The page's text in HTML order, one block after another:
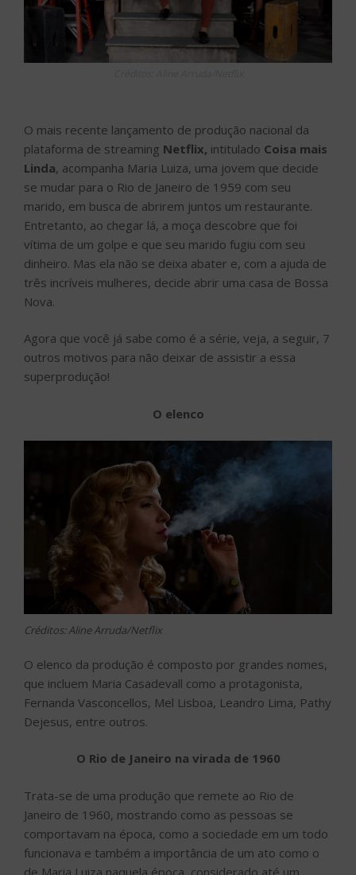
O mais recente lançamento de produção nacional da
plataforma de streaming Netflix, intitulado Coisa mais
Linda, acompanha Maria Luiza, uma jovem que decide
se mudar para o Rio de Janeiro de 1959 com seu
marido, em busca de abrirem juntos um restaurante.
Entretanto, ao chegar lá, a moça descobre que foi
vítima de um golpe e que seu marido fugiu com seu
dinheiro. Mas ela não se deixa abater e, com a ajuda de
três incríveis mulheres, decide abrir uma casa de Bossa
Nova.
Agora que você já sabe como é a série, veja, a seguir, 7
outros motivos para não deixar de assistir a essa
superprodução!
O elenco
Créditos: Aline Arruda/Netflix
O elenco da produção é composto por grandes nomes,
que incluem Maria Casadevall como a protagonista,
Fernanda Vasconcellos, Mel Lisboa, Leandro Lima, Pathy
Dejesus, entre outros.
O Rio de Janeiro na virada de 1960
Trata-se de uma produção que remete ao Rio de
Janeiro de 1960, mostrando como as pessoas se
comportavam na época, como a sociedade em um todo
funcionava e também a importância de um ato como o
de Maria Luiza naquela época, considerado até um